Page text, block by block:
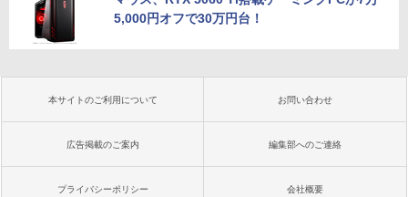
5,000円オフで30万円台！
本サイトのご利用について お問い合わせ
広告掲載のご案内 編集部へのご連絡
プライバシーポリシー 会社概要